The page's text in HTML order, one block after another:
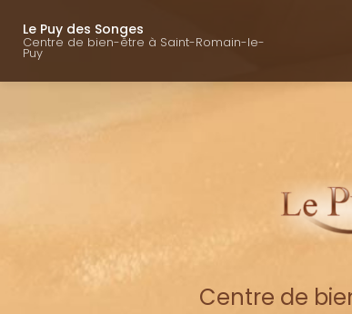
contenu
Le Puy des Songes
Centre de bien-être à Saint-Romain-le-
Puy
Centre de